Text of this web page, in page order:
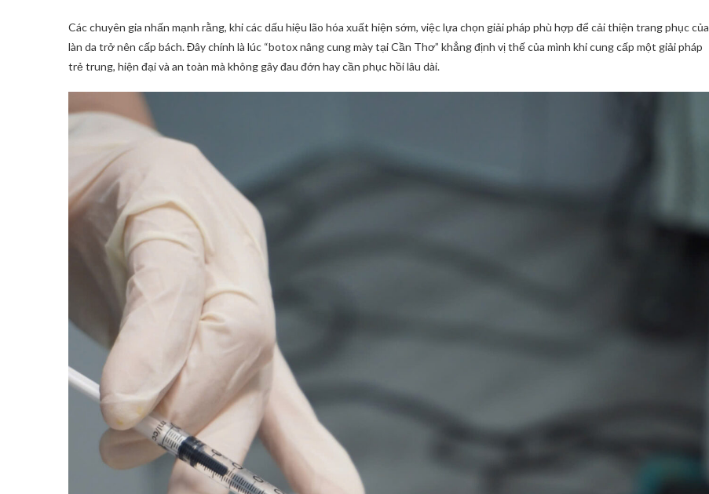
Các chuyên gia nhấn mạnh rằng, khi các dấu hiệu lão hóa xuất hiện sớm, việc lựa chọn giải pháp phù hợp để cải thiện trang phục của
làn da trở nên cấp bách. Đây chính là lúc “botox nâng cung mày tại Cần Thơ” khẳng định vị thế của mình khi cung cấp một giải pháp
trẻ trung, hiện đại và an toàn mà không gây đau đớn hay cần phục hồi lâu dài.